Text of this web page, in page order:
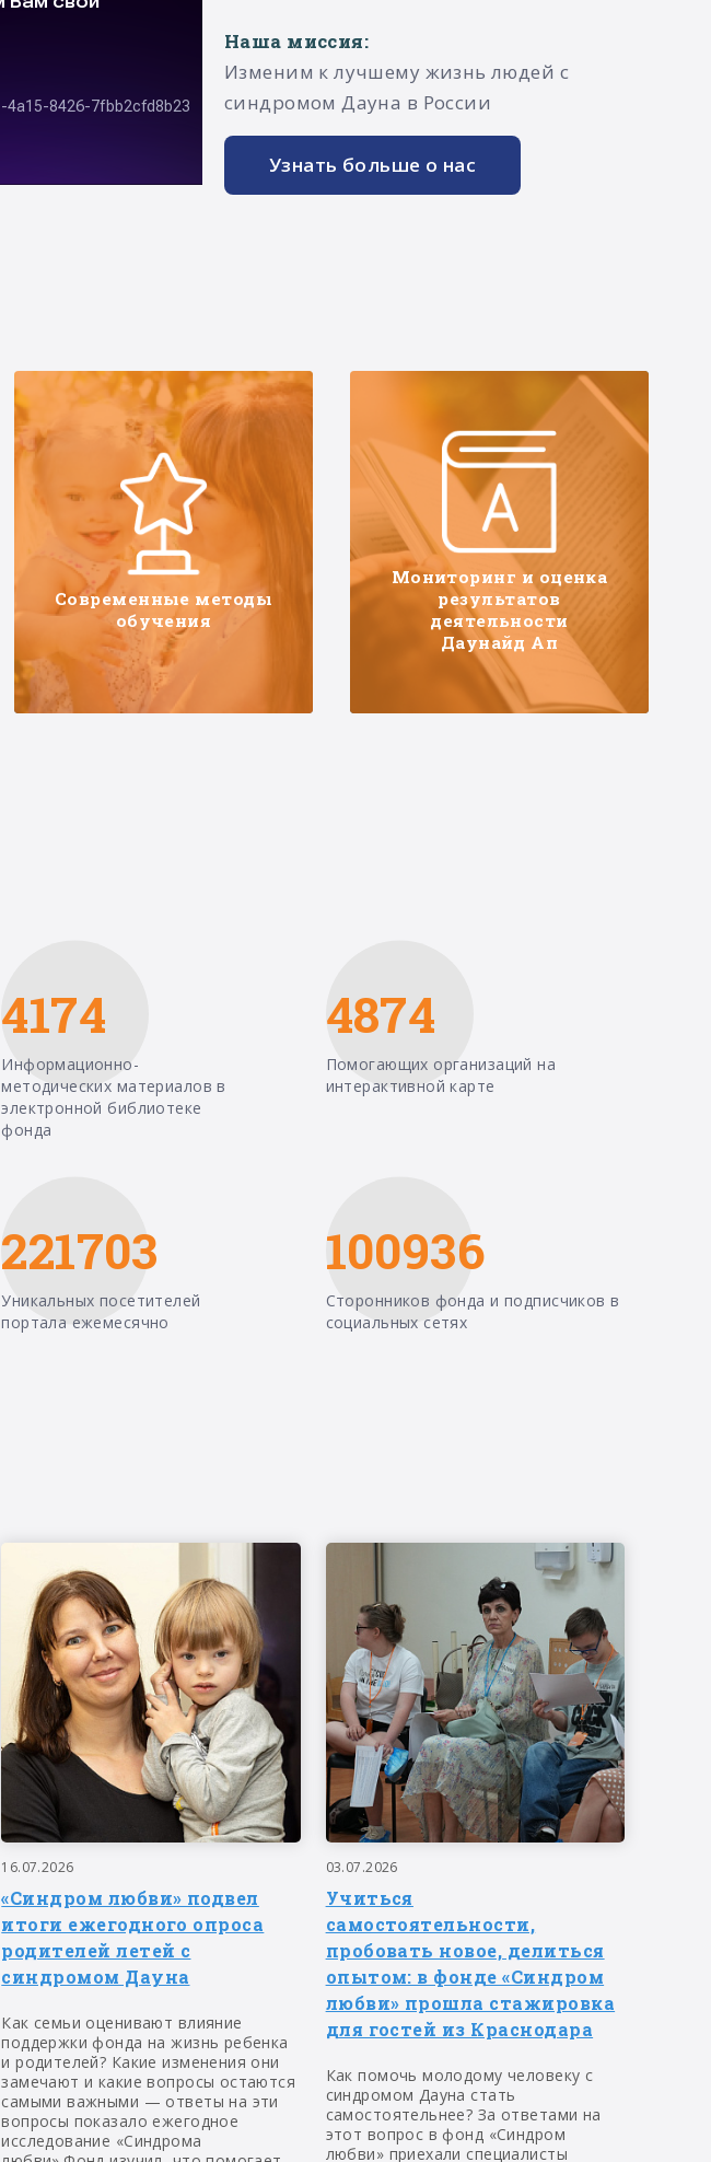
Наша миссия:
Изменим к лучшему жизнь людей с
синдромом Дауна в России
Узнать больше о нас
Современные методы
обучения
Мониторинг и оценка
результатов
деятельности
Даунайд Ап
4174
Информационно-
методических материалов в
электронной библиотеке
фонда
4874
Помогающих организаций на
интерактивной карте
221703
Уникальных посетителей
портала ежемесячно
100936
Сторонников фонда и подписчиков в
социальных сетях
16.07.2026
«Синдром любви» подвел
итоги ежегодного опроса
родителей летей с
синдромом Дауна
Как семьи оценивают влияние
поддержки фонда на жизнь ребенка
и родителей? Какие изменения они
замечают и какие вопросы остаются
самыми важными — ответы на эти
вопросы показало ежегодное
исследование «Синдрома
03.07.2026
Учиться
самостоятельности,
пробовать новое, делиться
опытом: в фонде «Синдром
любви» прошла стажировка
для гостей из Краснодара
Как помочь молодому человеку с
синдромом Дауна стать
самостоятельнее? За ответами на
этот вопрос в фонд «Синдром
любви» приехали специалисты